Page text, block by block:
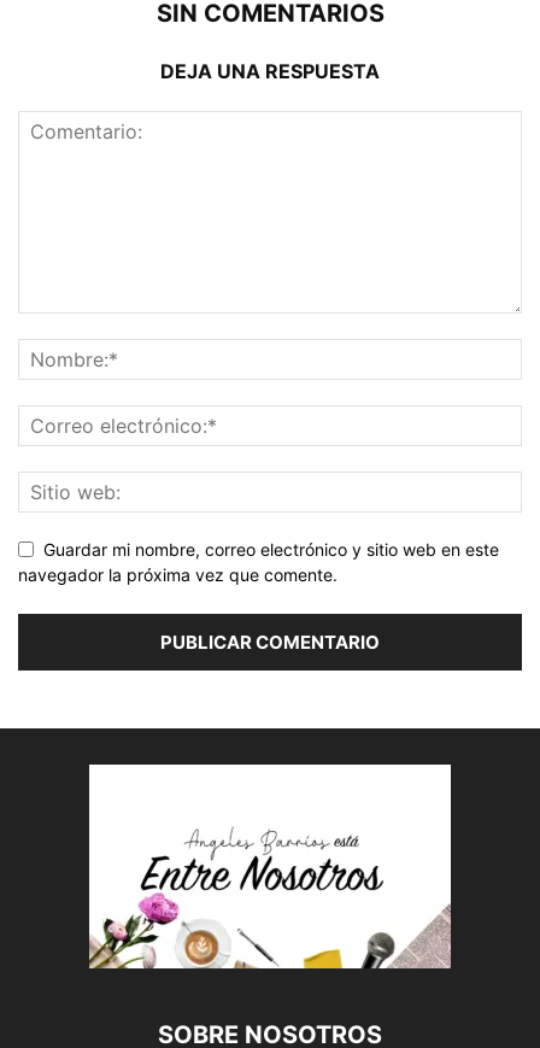
SIN COMENTARIOS
DEJA UNA RESPUESTA
Guardar mi nombre, correo electrónico y sitio web en este
navegador la próxima vez que comente.
SOBRE NOSOTROS